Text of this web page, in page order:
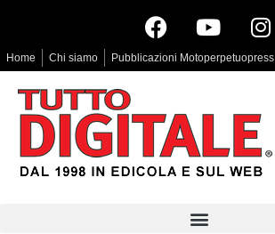
Home Chi siamo Pubblicazioni Motoperpetuopress